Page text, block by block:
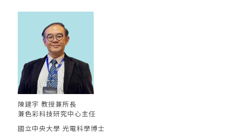
陳建宇 教授兼所長
兼色彩科技研究中心主任
國立中央大學 光電科學博士